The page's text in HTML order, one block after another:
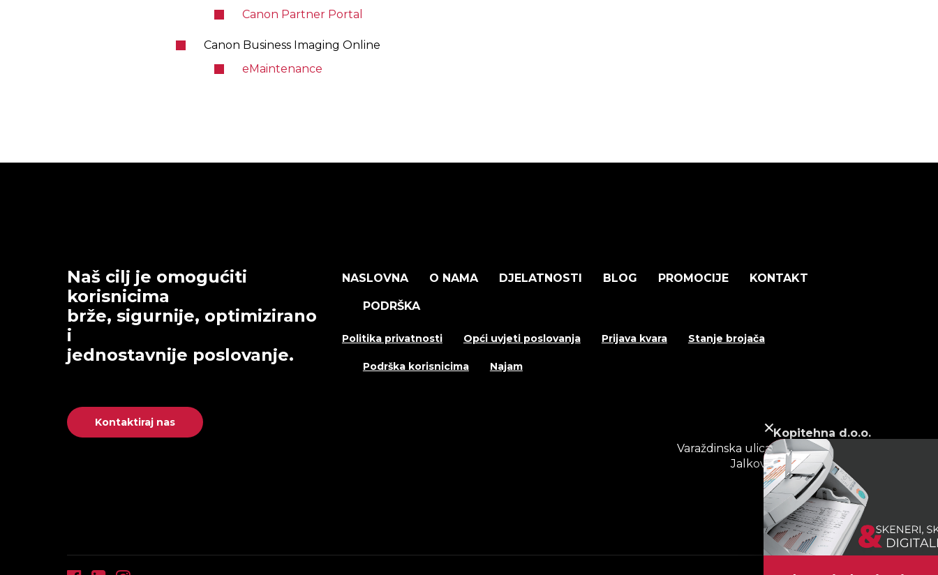
Canon Partner Portal
Canon Business Imaging Online
eMaintenance
Naš cilj je omogućiti
korisnicima
brže, sigurnije, optimizirano
i
jednostavnije poslovanje.
Kontaktiraj nas
NASLOVNA O NAMA DJELATNOSTI BLOG PROMOCIJE KONTAKT
PODRŠKA
Politika privatnosti Opći uvjeti poslovanja Prijava kvara Stanje brojača
Podrška korisnicima Najam
Kopitehna d.o.o.
Varaždinska ulica – odvojak III, br. 2,
Jalkovec, 42000 Varaždin
tel. 042 200 400
info@kopitehna.hr